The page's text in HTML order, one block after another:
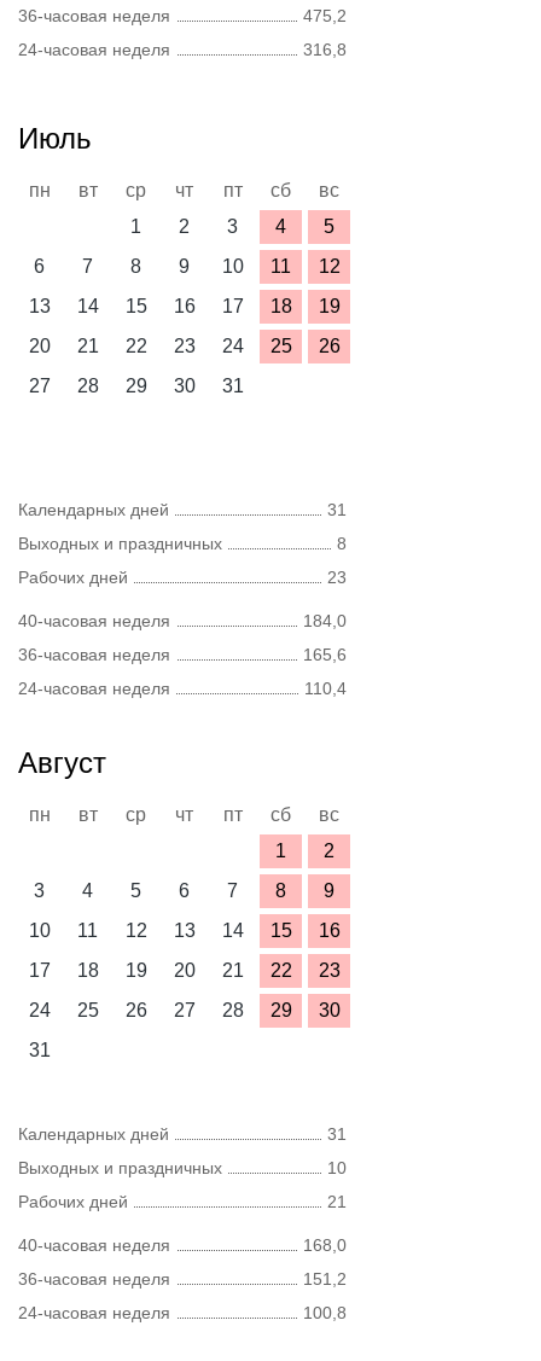
36-часовая неделя
475,2
24-часовая неделя
316,8
Июль
пн вт ср чт пт сб
вс
1
2 3 4
5
6
7 8 9 10 11
12
13
14 15 16 17 18
19
20
21 22 23 24 25
26
27
28 29 30 31
Календарных дней
31
Выходных и праздничных
8
Рабочих дней
23
40-часовая неделя
184,0
36-часовая неделя
165,6
24-часовая неделя
110,4
Август
пн вт ср чт пт сб
вс
1
2
3
4 5 6 7 8
9
10
11 12 13 14 15
16
17
18 19 20 21 22
23
24
25 26 27 28 29
30
31
Календарных дней
31
Выходных и праздничных
10
Рабочих дней
21
40-часовая неделя
168,0
36-часовая неделя
151,2
24-часовая неделя
100,8